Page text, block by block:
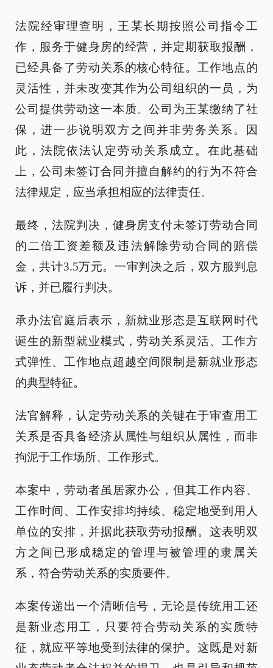
法院经审理查明，王某长期按照公司指令工
作，服务于健身房的经营，并定期获取报酬，
已经具备了劳动关系的核心特征。工作地点的
灵活性，并未改变其作为公司组织的一员，为
公司提供劳动这一本质。公司为王某缴纳了社
保，进一步说明双方之间并非劳务关系。因
此，法院依法认定劳动关系成立。在此基础
上，公司未签订合同并擅自解约的行为不符合
法律规定，应当承担相应的法律责任。
最终，法院判决，健身房支付未签订劳动合同
的二倍工资差额及违法解除劳动合同的赔偿
金，共计3.5万元。一审判决之后，双方服判息
诉，并已履行判决。
承办法官庭后表示，新就业形态是互联网时代
诞生的新型就业模式，劳动关系灵活、工作方
式弹性、工作地点超越空间限制是新就业形态
的典型特征。
法官解释，认定劳动关系的关键在于审查用工
关系是否具备经济从属性与组织从属性，而非
拘泥于工作场所、工作形式。
本案中，劳动者虽居家办公，但其工作内容、
工作时间、工作安排均持续、稳定地受到用人
单位的安排，并据此获取劳动报酬。这表明双
方之间已形成稳定的管理与被管理的隶属关
系，符合劳动关系的实质要件。
本案传递出一个清晰信号，无论是传统用工还
是新业态用工，只要符合劳动关系的实质特
征，就应平等地受到法律的保护。这既是对新